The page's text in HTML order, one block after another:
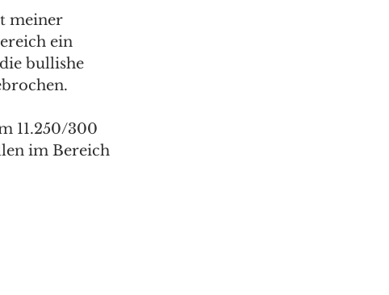
meiner
ein
bullishe
11.250/300
im Bereich